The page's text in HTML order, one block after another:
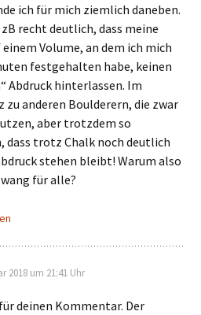
ich für mich ziemlich daneben.
recht deutlich, dass meine
einem Volume, an dem ich mich
festgehalten habe, keinen
Abdruck hinterlassen. Im
zu anderen Boulderern, die zwar
aber trotzdem so
dass trotz Chalk noch deutlich
stehen bleibt! Warum also
für alle?
2018 um 21:41 Uhr
deinen Kommentar. Der